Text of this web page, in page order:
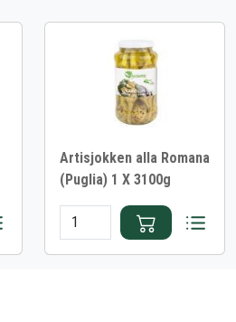
Artisjokken alla Romana
(Puglia) 1 X 3100g